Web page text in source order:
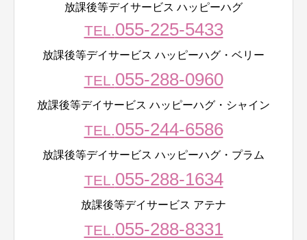
放課後等デイサービス ハッピーハグ
TEL.055-225-5433
放課後等デイサービス ハッピーハグ・ベリー
TEL.055-288-0960
放課後等デイサービス ハッピーハグ・シャイン
TEL.055-244-6586
放課後等デイサービス ハッピーハグ・プラム
TEL.055-288-1634
放課後等デイサービス アテナ
TEL.055-288-8331